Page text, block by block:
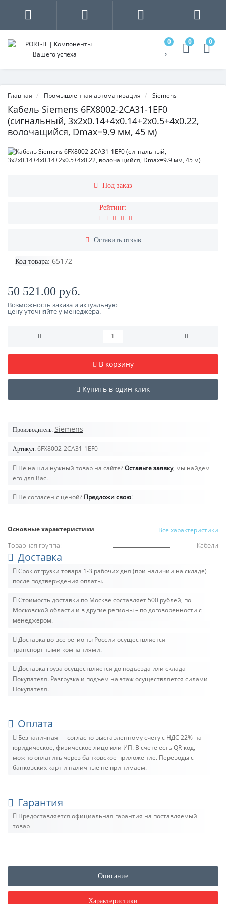
0 0 0
Главная Промышленная автоматизация Siemens
Кабель Siemens 6FX8002-2CA31-1EF0
(сигнальный, 3x2x0.14+4x0.14+2x0.5+4x0.22,
волочащийся, Dmax=9.9 мм, 45 м)
Под заказ
Рейтинг:
Оставить отзыв
Код товара: 65172
50 521.00 руб.
Возможность заказа и актуальную
цену уточняйте у менеджера.
В корзину
Купить в один клик
Производитель: Siemens
Артикул: 6FX8002-2CA31-1EF0
Не нашли нужный товар на сайте?Оставьте заявку, мы найдем
его для Вас.
Не согласен с ценой? Предложи свою!
Основные характеристики Все характеристики
Товарная группа: Кабели
Доставка
Срок отгрузки товара 1-3 рабочих дня (при наличии на складе)
после подтверждения оплаты.
Стоимость доставки по Москве составляет 500 рублей, по
Московской области и в другие регионы – по договоренности с
менеджером.
Доставка во все регионы России осуществляется
транспортными компаниями.
Доставка груза осуществляется до подъезда или склада
Покупателя. Разгрузка и подъём на этаж осуществляется силами
Покупателя.
Оплата
Безналичная — согласно выставленному счету c НДС 22% на
юридическое, физическое лицо или ИП. В счете есть QR-код,
можно оплатить через банковское приложение. Переводы с
банковских карт и наличные не принимаем.
Гарантия
Предоставляется официальная гарантия на поставляемый
товар
Описание
Характеристики